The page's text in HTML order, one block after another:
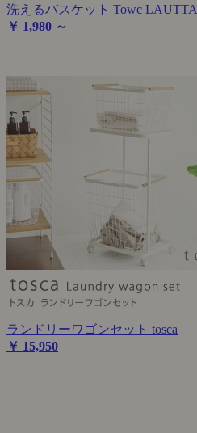
洗えるバスケット Towc LAUTTA
￥ 1,980 ～
ランドリーワゴンセット tosca
￥ 15,950